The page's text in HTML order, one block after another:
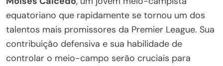
equatoriano que rapidamente se tornou um dos
talentos mais promissores da Premier League. Sua
contribuição defensiva e sua habilidade de
controlar o meio-campo serão cruciais para